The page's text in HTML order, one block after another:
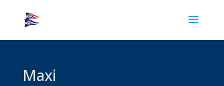
Maxi